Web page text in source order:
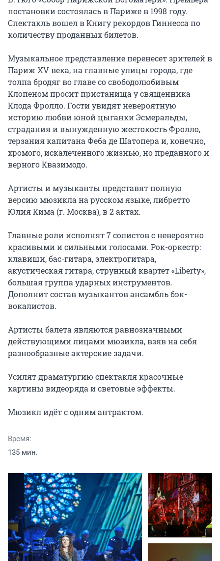
постановки состоялась в Париже в 1998 году.
Спектакль вошел в Книгу рекордов Гиннесса по
количеству проданных билетов.
Музыкальное представление перенесет зрителей в
Париж XV века, на главные улицы города, где
толпа бродяг во главе со свободолюбивым
Клопеном просит пристанища у священника
Клода Фролло. Гости увидят невероятную
историю любви юной цыганки Эсмеральды,
страдания и вынужденную жестокость Фролло,
терзания капитана Феба де Шатопера и, конечно,
хромого, искалеченного жизнью, но преданного и
верного Квазимодо.
Артисты и музыканты представят полную
версию мюзикла на русском языке, либретто
Юлия Кима (г. Москва), в 2 актах.
Главные роли исполнят 7 солистов с невероятно
красивыми и сильными голосами. Рок-оркестр:
клавиши, бас-гитара, электрогитара,
акустическая гитара, струнный квартет «Liberty»,
большая группа ударных инструментов.
Дополнит состав музыкантов ансамбль бэк-
вокалистов.
Артисты балета являются равнозначными
действующими лицами мюзикла, взяв на себя
разнообразные актерские задачи.
Усилят драматургию спектакля красочные
картины видеоряда и световые эффекты.
Мюзикл идёт с одним антрактом.
Время:
135 мин.